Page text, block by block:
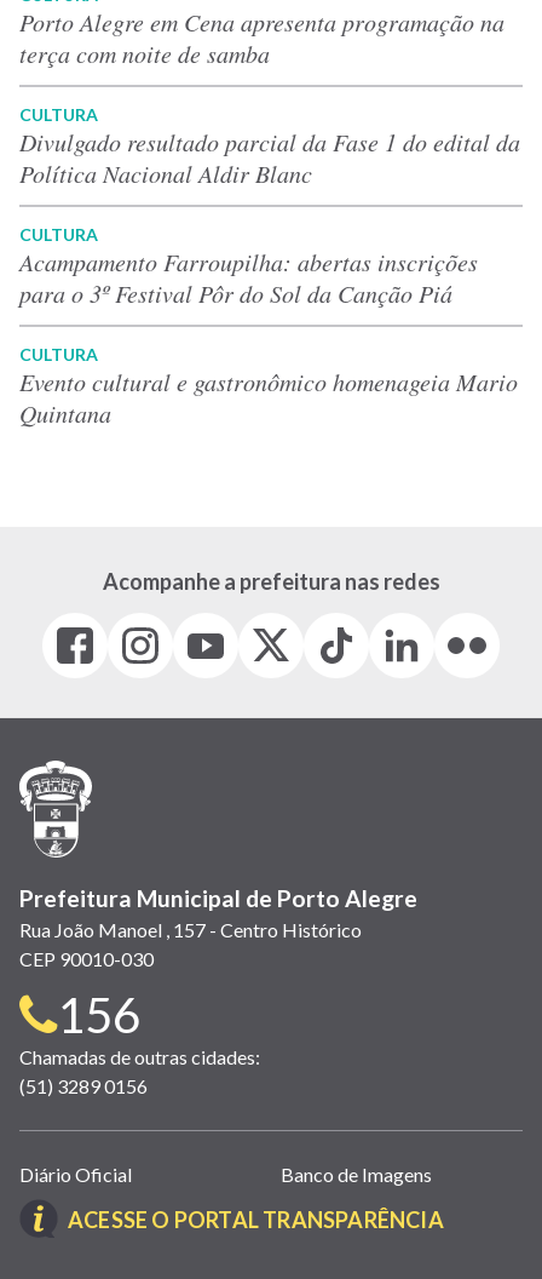
Porto Alegre em Cena apresenta programação na
terça com noite de samba
CULTURA
Divulgado resultado parcial da Fase 1 do edital da
Política Nacional Aldir Blanc
CULTURA
Acampamento Farroupilha: abertas inscrições
para o 3º Festival Pôr do Sol da Canção Piá
CULTURA
Evento cultural e gastronômico homenageia Mario
Quintana
Acompanhe a prefeitura nas redes
Facebook
(link
em
janela)
Instagram
(link
em
(link
em
(Antigo
(link
Tiktok
(link
em
LinkedIn
(link
em
(link
em
Prefeitura Municipal de Porto Alegre
Rua João Manoel , 157 - Centro Histórico
CEP 90010-030
Telefone
para
contato:
156
Chamadas de outras cidades:
(51) 3289 0156
Links
úteis
(abrem
Diário Oficial Banco de Imagens
ACESSE O PORTAL TRANSPARÊNCIA(LINK